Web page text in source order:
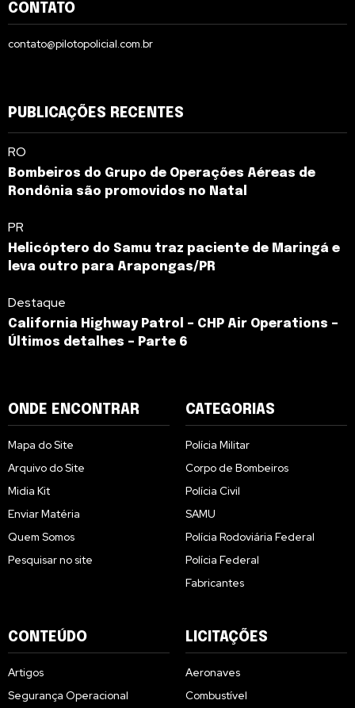
CONTATO
contato@pilotopolicial.com.br
PUBLICAÇÕES RECENTES
RO
Bombeiros do Grupo de Operações Aéreas de
Rondônia são promovidos no Natal
PR
Helicóptero do Samu traz paciente de Maringá e
leva outro para Arapongas/PR
Destaque
California Highway Patrol – CHP Air Operations –
Últimos detalhes – Parte 6
ONDE ENCONTRAR
Mapa do Site
Arquivo do Site
Midia Kit
Enviar Matéria
Quem Somos
Pesquisar no site
CATEGORIAS
Polícia Militar
Corpo de Bombeiros
Polícia Civil
SAMU
Polícia Rodoviária Federal
Polícia Federal
Fabricantes
CONTEÚDO
Artigos
Segurança Operacional
LICITAÇÕES
Aeronaves
Combustível